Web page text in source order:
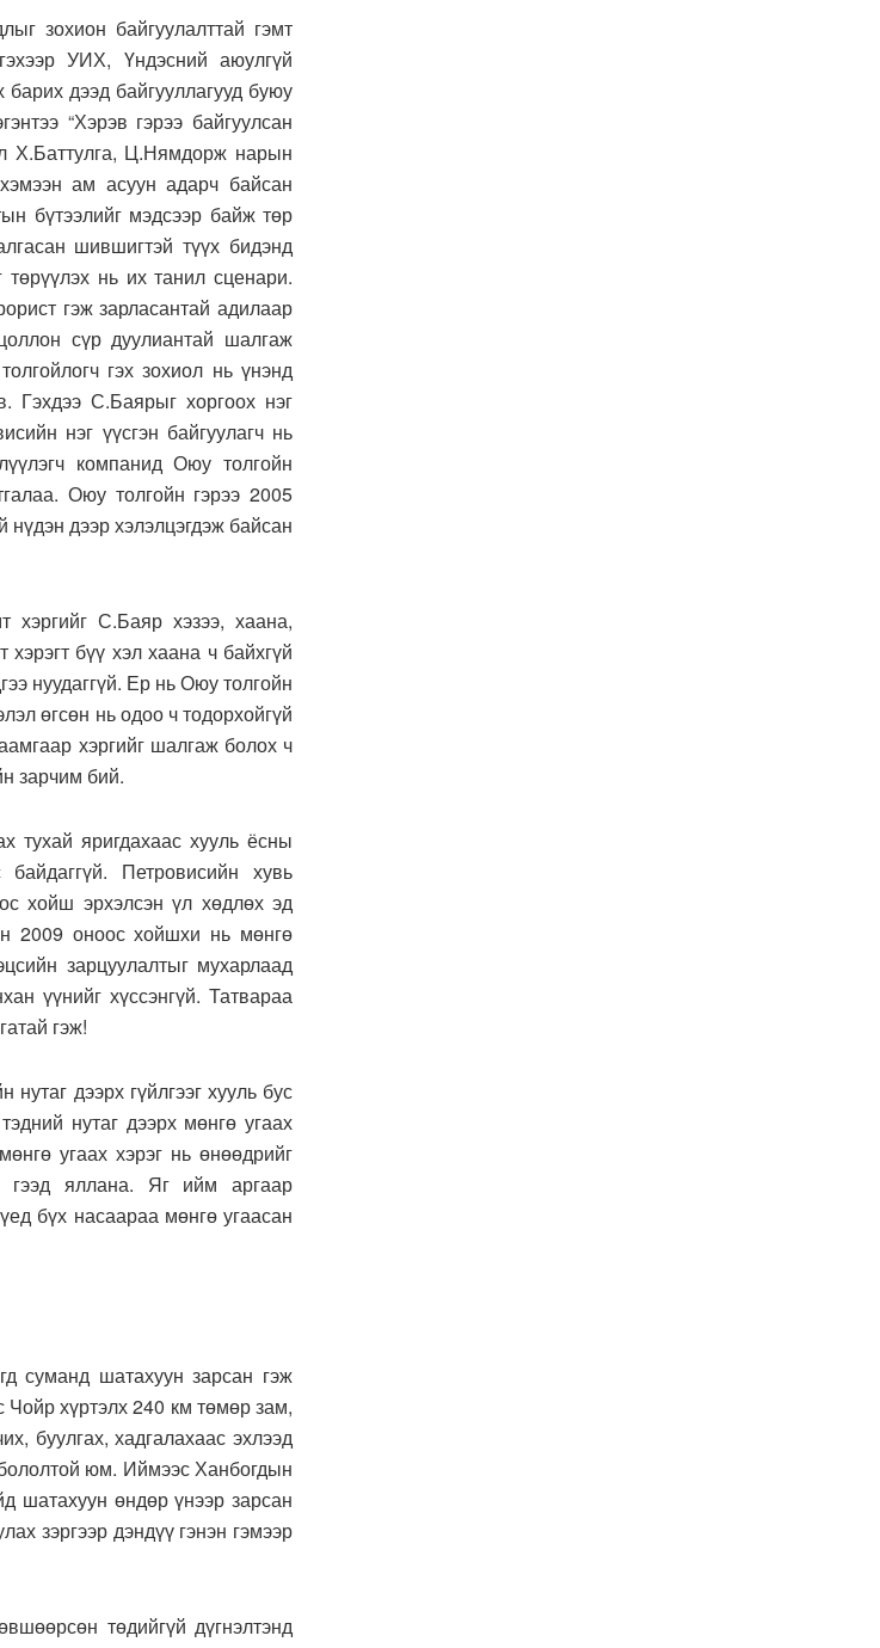
зохион байгуулалттай гэмт
УИХ, Үндэсний аюулгүй
дээд байгууллагууд буюу
“Хэрэв гэрээ байгуулсан
Х.Баттулга, Ц.Нямдорж нарын
ам асуун адарч байсан
бүтээлийг мэдсээр байж төр
шившигтэй түүх бидэнд
нь их танил сценари.
гэж зарласантай адилаар
сүр дуулиантай шалгаж
гэх зохиол нь үнэнд
Гэхдээ С.Баярыг хоргоох нэг
нэг үүсгэн байгуулагч нь
компанид Оюу толгойн
Оюу толгойн гэрээ 2005
дээр хэлэлцэгдэж байсан
хэргийг С.Баяр хэзээ, хаана,
бүү хэл хаана ч байхгүй
нуудаггүй. Ер нь Оюу толгойн
өгсөн нь одоо ч тодорхойгүй
хэргийг шалгаж болох ч
зарчим бий.
тухай яригдахаас хууль ёсны
Петровисийн хувь
хойш эрхэлсэн үл хөдлөх эд
2009 оноос хойшхи нь мөнгө
зарцуулалтыг мухарлаад
үүнийг хүссэнгүй. Татвараа
гэж!
дээрх гүйлгээг хууль бус
нутаг дээрх мөнгө угаах
угаах хэрэг нь өнөөдрийг
гээд яллана. Яг ийм аргаар
бүх насаараа мөнгө угаасан
суманд шатахуун зарсан гэж
Чойр хүртэлх 240 км төмөр зам,
буулгах, хадгалахаас эхлээд
юм. Иймээс Ханбогдын
шатахуун өндөр үнээр зарсан
зэргээр дэндүү гэнэн гэмээр
төдийгүй дүгнэлтэнд